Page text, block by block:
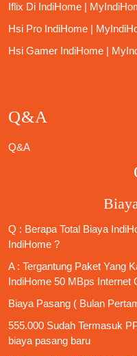
Iflix Di IndiHome |
Hsi Pro IndiHome |
Hsi Gamer IndiHome |
Q&A
Q&A
Q : Berapa Total Biaya
IndiHome ?
A : Tergantung Paket Yang
IndiHome 50 MBps Internet
Biaya Pasang ( Bulan
555.000 Sudah Termasuk
biaya pasang baru